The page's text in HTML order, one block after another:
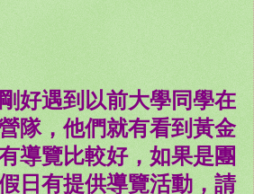
好遇到以前大學同學在
隊，他們就有看到黃金
導覽比較好，如果是團
日有提供導覽活動，請